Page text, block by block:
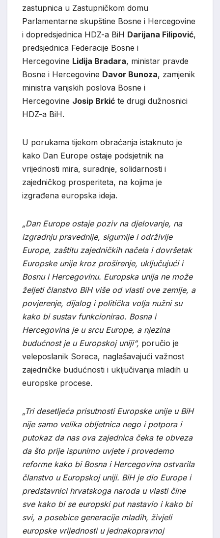
zastupnica u Zastupničkom domu
Parlamentarne skupštine Bosne i Hercegovine
i dopredsjednica HDZ-a BiH Darijana Filipović,
predsjednica Federacije Bosne i
Hercegovine Lidija Bradara, ministar pravde
Bosne i Hercegovine Davor Bunoza, zamjenik
ministra vanjskih poslova Bosne i
Hercegovine Josip Brkić te drugi dužnosnici
HDZ-a BiH.
U porukama tijekom obraćanja istaknuto je
kako Dan Europe ostaje podsjetnik na
vrijednosti mira, suradnje, solidarnosti i
zajedničkog prosperiteta, na kojima je
izgrađena europska ideja.
„Dan Europe ostaje poziv na djelovanje, na
izgradnju pravednije, sigurnije i održivije
Europe, zaštitu zajedničkih načela i dovršetak
Europske unije kroz proširenje, uključujući i
Bosnu i Hercegovinu. Europska unija ne može
željeti članstvo BiH više od vlasti ove zemlje, a
povjerenje, dijalog i politička volja nužni su
kako bi sustav funkcionirao. Bosna i
Hercegovina je u srcu Europe, a njezina
budućnost je u Europskoj uniji“, poručio je
veleposlanik Soreca, naglašavajući važnost
zajedničke budućnosti i uključivanja mladih u
europske procese.
„Tri desetljeća prisutnosti Europske unije u BiH
nije samo velika obljetnica nego i potpora i
putokaz da nas ova zajednica čeka te obveza
da što prije ispunimo uvjete i provedemo
reforme kako bi Bosna i Hercegovina ostvarila
članstvo u Europskoj uniji. BiH je dio Europe i
predstavnici hrvatskoga naroda u vlasti čine
sve kako bi se europski put nastavio i kako bi
svi, a posebice generacije mladih, živjeli
europske vrijednosti u jednakopravnoj